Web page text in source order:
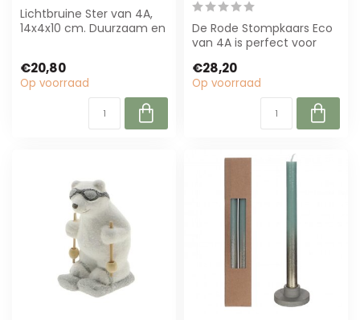
Lichtbruine Ster van 4A,
14x4x10 cm. Duurzaam en
€20,80
Op voorraad
De Rode Stompkaars Eco
van 4A is perfect voor
brandtijd van...
€28,20
Op voorraad